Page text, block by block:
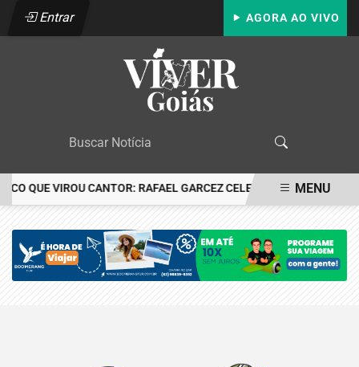
Entrar AGORA AO VIVO
QUE VIROU CANTOR: RAFAEL GARCEZ CELEBRA 24 ANOS COM
MENU